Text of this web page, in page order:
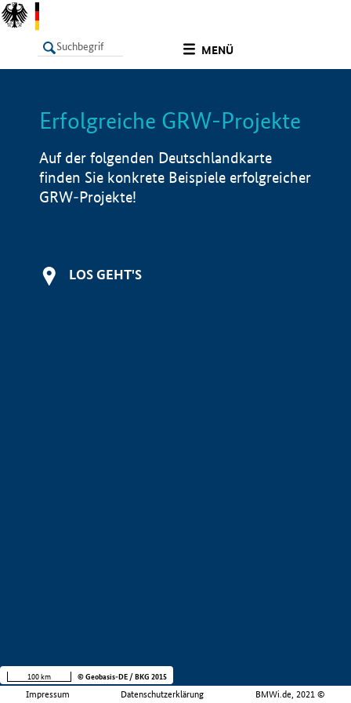
MENÜ
LISTE Info
Erfolgreiche GRW-Projekte
Auf der folgenden Deutschlandkarte
finden Sie konkrete Beispiele erfolgreicher
GRW-Projekte!
LOS GEHT'S
Impressum Datenschutzerklärung BMWi.de, 2021 ©
100 km © Geobasis-DE / BKG 2015